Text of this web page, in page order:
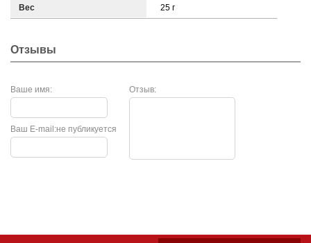
Вес 25 г
Отзывы
Ваше имя: Отзыв:
не публикуется
Ваш E-mail: